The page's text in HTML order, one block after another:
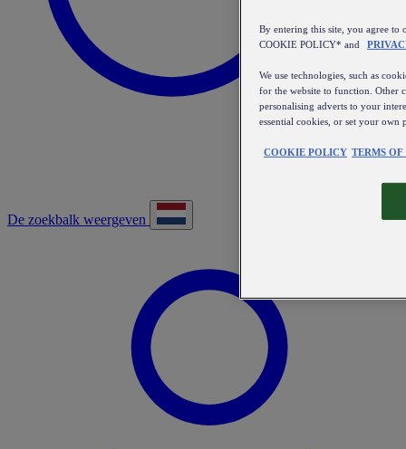
De zoekbalk weergeven
By entering this site, you agree to
COOKIE POLICY* and
We use technologies, such as
for the website to function. Other
personalising adverts to your
essential cookies, or set your own
COOKIE POLICY TERMS OF